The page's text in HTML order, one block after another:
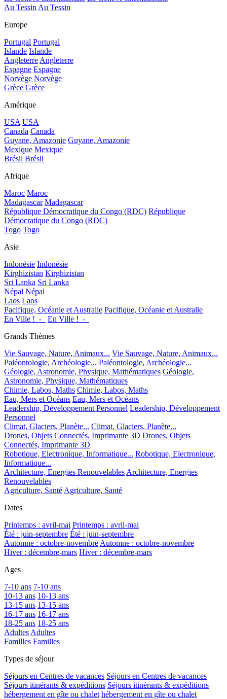
Au TessinAu Tessin
Europe
Portugal Portugal
Islande Islande
AngleterreAngleterre
Espagne Espagne
Norvège Norvège
Grèce Grèce
Amérique
USA USA
Canada Canada
Guyane, Amazonie Guyane, Amazonie
Mexique Mexique
Brésil Brésil
Afrique
Maroc Maroc
Madagascar Madagascar
République Démocratique du Congo (RDC) République
Démocratique du Congo (RDC)
Togo Togo
Asie
Indonésie Indonésie
Kirghizistan Kirghizistan
Sri Lanka Sri Lanka
Népal Népal
Laos Laos
Pacifique, Océanie et Australie Pacifique, Océanie et Australie
En Ville !_-_
En Ville !_-_
Grands Thèmes
Vie Sauvage, Nature, Animaux... Vie Sauvage, Nature, Animaux...
Paléontologie, Archéologie... Paléontologie, Archéologie...
Géologie, Astronomie, Physique, Mathématiques Géologie,
Astronomie, Physique, Mathématiques
Chimie, Labos, Maths Chimie, Labos, Maths
Eau, Mers et Océans Eau, Mers et Océans
Leadership, Développement Personnel Leadership, Développement
Personnel
Climat, Glaciers, Planète... Climat, Glaciers, Planète...
Drones, Objets Connectés, Imprimante 3D Drones, Objets
Connectés, Imprimante 3D
Robotique, Electronique, Informatique... Robotique, Electronique,
Informatique...
Architecture, Energies RenouvelablesArchitecture, Energies
Renouvelables
Agriculture, SantéAgriculture, Santé
Dates
Printemps : avril-mai Printemps : avril-mai
Été : juin-septembre Été : juin-septembre
Automne : octobre-novembreAutomne : octobre-novembre
Hiver : décembre-mars Hiver : décembre-mars
Ages
7-10 ans 7-10 ans
10-13 ans 10-13 ans
13-15 ans 13-15 ans
16-17 ans 16-17 ans
18-25 ans 18-25 ans
AdultesAdultes
Familles Familles
Types de séjour
Séjours en Centres de vacances Séjours en Centres de vacances
Séjours itinérants & expéditions Séjours itinérants & expéditions
hébergement en gîte ou chalet hébergement en gîte ou chalet